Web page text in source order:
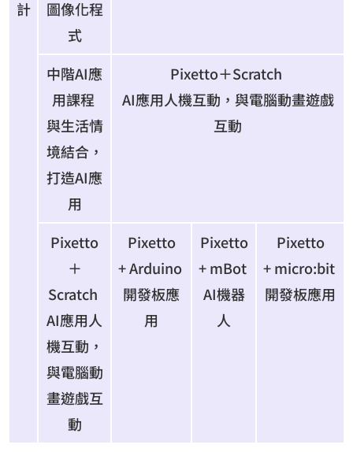
計
圖像化程
式
中階AI應
用課程
與生活情
境結合，
打造AI應
用
Pixetto＋Scratch
AI應用人機互動，與電腦動畫遊戲
互動
Pixetto
＋
Scratch
AI應用人
機互動，
與電腦動
畫遊戲互
動
Pixetto
+ Arduino
開發板應
用
Pixetto
+ mBot
AI機器
人
Pixetto
+ micro:bit
開發板應用